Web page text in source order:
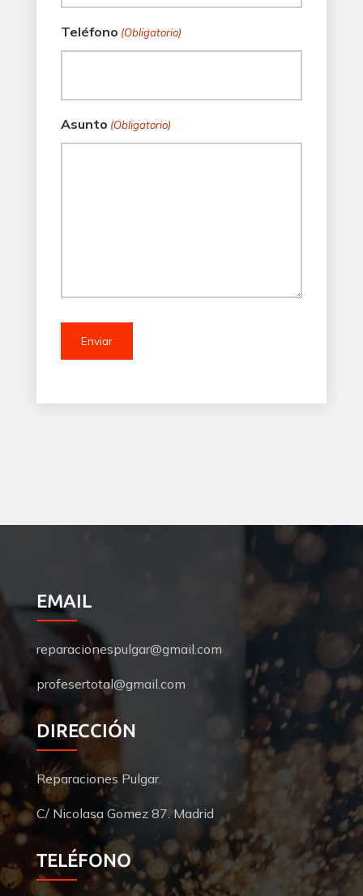
Teléfono (Obligatorio)
Asunto (Obligatorio)
EMAIL
reparacionespulgar@gmail.com
profesertotal@gmail.com
DIRECCIÓN
Reparaciones Pulgar.
C/ Nicolasa Gomez 87. Madrid
TELÉFONO